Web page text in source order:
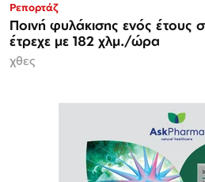
Ρεπορτάζ
Ποινή φυλάκισης ενός έτους
έτρεχε με 182 χλμ./ώρα
χθες